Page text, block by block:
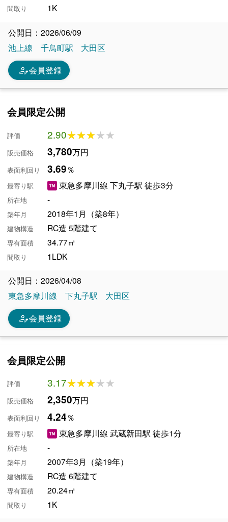
間取り 1K
公開日：2026/06/09
池上線
千鳥町駅 大田区
person_edit会員登録
会員限定公開
評価 2.90★★★★★
★★★★★
販売価格 3,780万円
表面利回り 3.69％
最寄り駅 東急多摩川線 下丸子駅 徒歩3分
所在地 -
築年月 2018年1月（築8年）
建物構造 RC造 5階建て
専有面積 34.77㎡
間取り 1LDK
公開日：2026/04/08
東急多摩川線
下丸子駅 大田区
person_edit会員登録
会員限定公開
評価 3.17★★★★★
★★★★★
販売価格 2,350万円
表面利回り 4.24％
最寄り駅 東急多摩川線 武蔵新田駅 徒歩1分
所在地 -
築年月 2007年3月（築19年）
建物構造 RC造 6階建て
専有面積 20.24㎡
間取り 1K